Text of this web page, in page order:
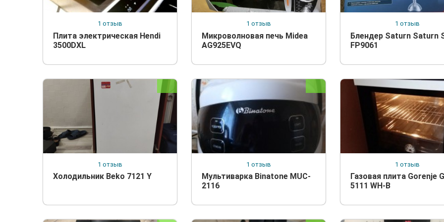
1 отзыв
Плита электрическая Hendi
3500DXL
1 отзыв
Микроволновая печь Midea
AG925EVQ
1 отзыв
Блендер Saturn Saturn
FP9061
1 отзыв
Холодильник Beko 7121 Y
1 отзыв
Мультиварка Binatone MUC-
2116
1 отзыв
Газовая плита Gorenje
5111 WH-B